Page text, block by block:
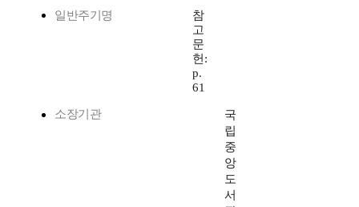
일반주기명
참
고
문
헌:
p.
61
소장기관
국
립
중
앙
도
서